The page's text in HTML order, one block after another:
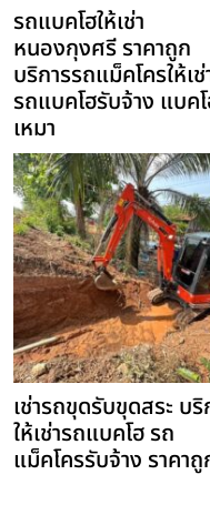
รถแบคโฮให้เช่า
หนองกุงศรี ราคาถูก
บริการรถแม็คโครให้เช่
รถแบคโฮรับจ้าง แบค
เหมา
เช่ารถขุดรับขุดสระ บริ
ให้เช่ารถแบคโฮ รถ
แม็คโครรับจ้าง ราคาถู